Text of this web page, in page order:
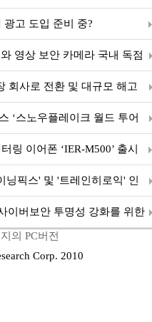
고 도입 준비 중?
영상 보안 카메라 국내 독점
회사로 전환 및 대규모 해고
‘스노우플레이크 월드 투어
링 이어폰 ‘IER-M500’ 출시
픽스' 및 '트레인히로익' 인
확대
이버보안 투명성 강화를 위한
의 PC버전
Corp. 2010